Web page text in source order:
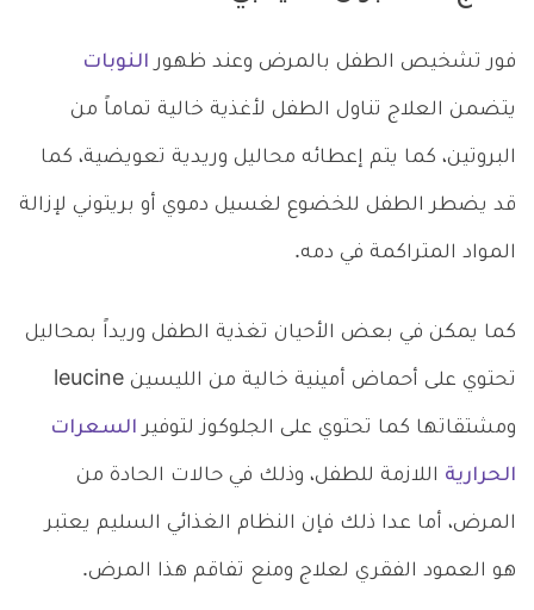
فور تشخيص الطفل بالمرض وعند ظهور النوبات
يتضمن العلاج تناول الطفل لأغذية خالية تماماً من
البروتين، كما يتم إعطائه محاليل وريدية تعويضية، كما
قد يضطر الطفل للخضوع لغسيل دموي أو بريتوني لإزالة
المواد المتراكمة في دمه.
كما يمكن في بعض الأحيان تغذية الطفل وريداً بمحاليل
تحتوي على أحماض أمينية خالية من الليسين leucine
ومشتقاتها كما تحتوي على الجلوكوز لتوفير السعرات
الحرارية اللازمة للطفل، وذلك في حالات الحادة من
المرض، أما عدا ذلك فإن النظام الغذائي السليم يعتبر
هو العمود الفقري لعلاج ومنع تفاقم هذا المرض.